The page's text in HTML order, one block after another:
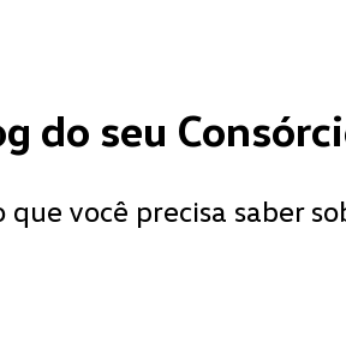
do seu
que você precisa saber